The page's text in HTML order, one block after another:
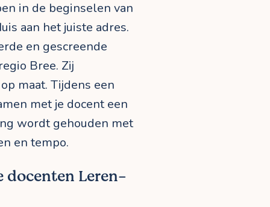
in de beginselen van
aan het juiste adres.
en gescreende
Bree. Zij
maat. Tijdens een
met je docent een
wordt gehouden met
en tempo.
docenten Leren-